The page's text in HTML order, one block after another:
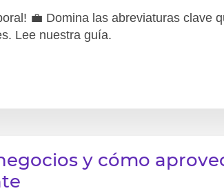
💼 Domina las abreviaturas clave
Lee nuestra guía.
y cómo